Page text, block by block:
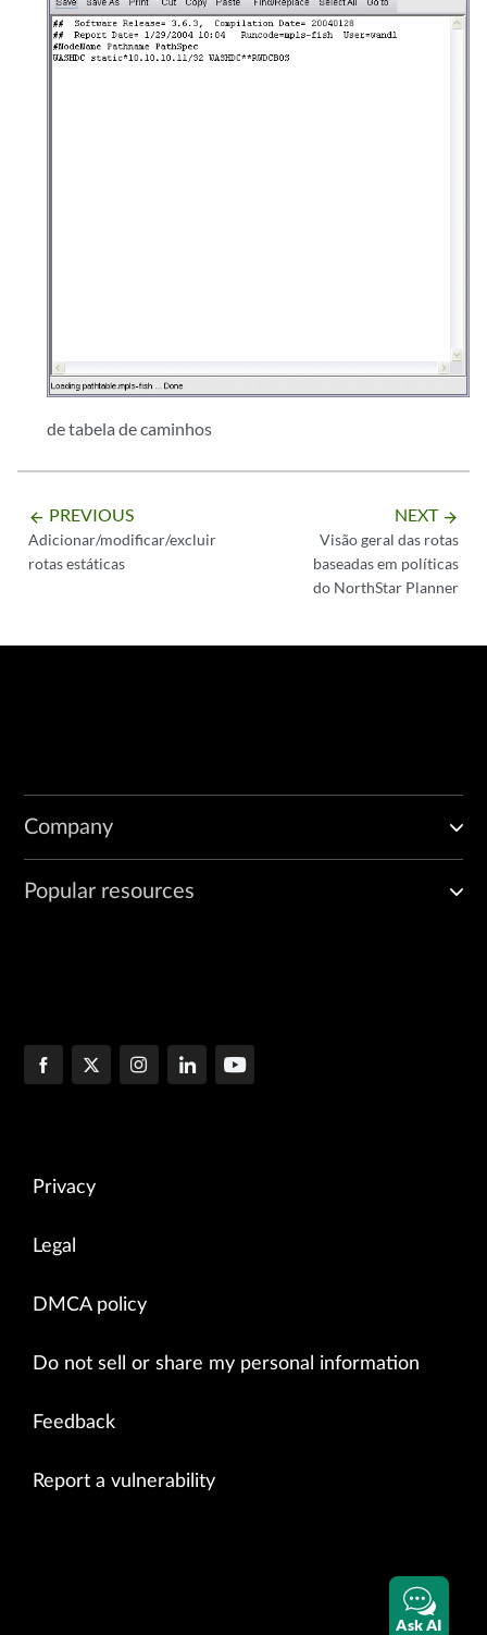
de tabela de caminhos
arrow_backward PREVIOUS
Adicionar/modificar/excluir
rotas estáticas
NEXT arrow_forward
Visão geral das rotas
baseadas em políticas
do NorthStar Planner
Company
Popular resources
Privacy
Legal
DMCA policy
Do not sell or share my personal information
Feedback
Report a vulnerability
Ask AI